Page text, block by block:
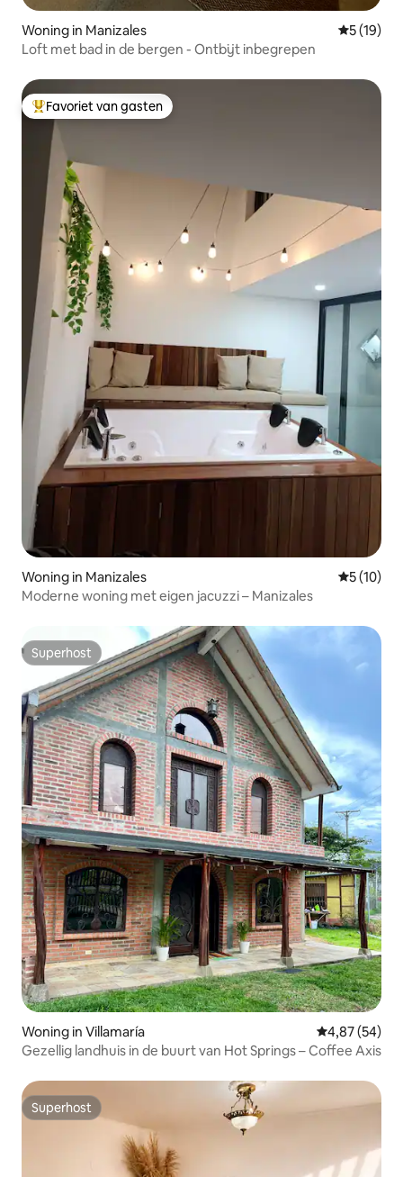
Woning in Manizales
5 (19)
Loft met bad in de bergen - Ontbijt inbegrepen
Topfavoriet van gasten
Favoriet van gasten
Woning in Manizales
5 (10)
Moderne woning met eigen jacuzzi – Manizales
Superhost
Superhost
Woning in Villamaría Gemiddelde
4,87 (54)
Gezellig landhuis in de buurt van Hot Springs – Coffee Axis
Superhost
Superhost